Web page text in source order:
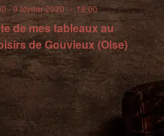
-9 février 2020 ☞ 18:00
de mes tableaux au
de Gouvieux (Oise)